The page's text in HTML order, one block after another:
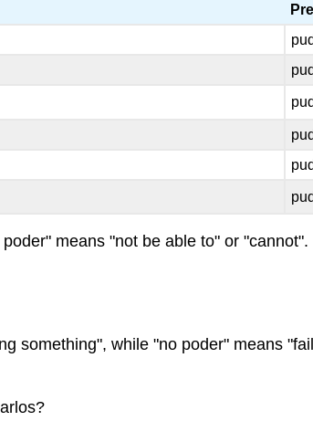
means "not be able to" or "cannot".
something", while "no poder" means